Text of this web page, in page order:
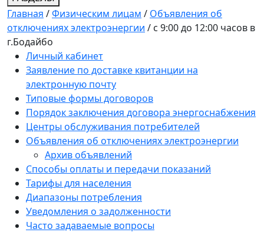
Главная /Физическим лицам / Объявления об
отключениях электроэнергии / с 9:00 до 12:00 часов в
г.Бодайбо
Личный кабинет
Заявление по доставке квитанции на
электронную почту
Типовые формы договоров
Порядок заключения договора энергоснабжения
Центры обслуживания потребителей
Объявления об отключениях электроэнергии
Архив объявлений
Способы оплаты и передачи показаний
Тарифы для населения
Диапазоны потребления
Уведомления о задолженности
Часто задаваемые вопросы